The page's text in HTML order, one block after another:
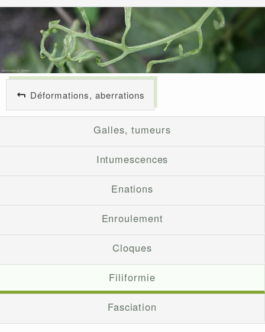
Déformations, aberrations
Galles, tumeurs
Intumescences
Enations
Enroulement
Cloques
Filiformie
Fasciation